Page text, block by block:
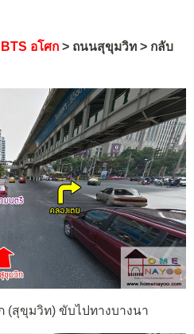
อโศก > ถนนสุขุมวิท > กลับ
(สุขุมวิท) ขับไปทางบางนา